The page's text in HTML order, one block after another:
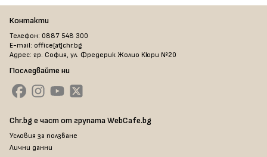
Контакти
Телефон: 0887 548 300
E-mail: office[at]chr.bg
Адрес: гр. София, ул. Фредерик Жолио Кюри №20
Последвайте ни
Chr.bg е част от групата WebCafe.bg
Условия за ползване
Лични данни